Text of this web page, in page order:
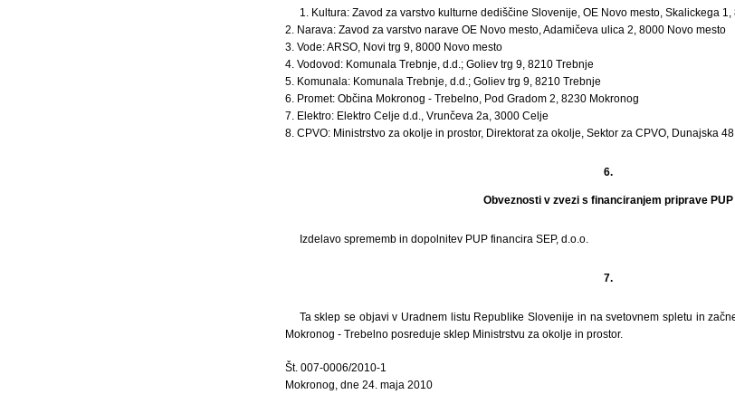
1. Kultura: Zavod za varstvo kulturne dediščine Slovenije, OE Novo mesto, Skalickega
2. Narava: Zavod za varstvo narave OE Novo mesto, Adamičeva ulica 2, 8000 Novo mesto
3. Vode: ARSO, Novi trg 9, 8000 Novo mesto
4. Vodovod: Komunala Trebnje, d.d.; Goliev trg 9, 8210 Trebnje
5. Komunala: Komunala Trebnje, d.d.; Goliev trg 9, 8210 Trebnje
6. Promet: Občina Mokronog - Trebelno, Pod Gradom 2, 8230 Mokronog
7. Elektro: Elektro Celje d.d., Vrunčeva 2a, 3000 Celje
8. CPVO: Ministrstvo za okolje in prostor, Direktorat za okolje, Sektor za CPVO, Dunajska
6.
Obveznosti v zvezi s financiranjem priprave PUP
Izdelavo sprememb in dopolnitev PUP financira SEP, d.o.o.
7.
Ta sklep se objavi v Uradnem listu Republike Slovenije in na svetovnem spletu in
Mokronog - Trebelno posreduje sklep Ministrstvu za okolje in prostor.
Št. 007-0006/2010-1
Mokronog, dne 24. maja 2010